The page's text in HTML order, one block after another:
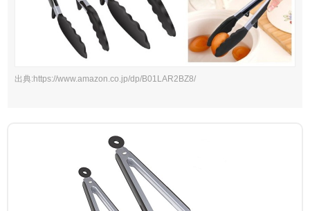
出典:https://www.amazon.co.jp/dp/B01LAR2BZ8/